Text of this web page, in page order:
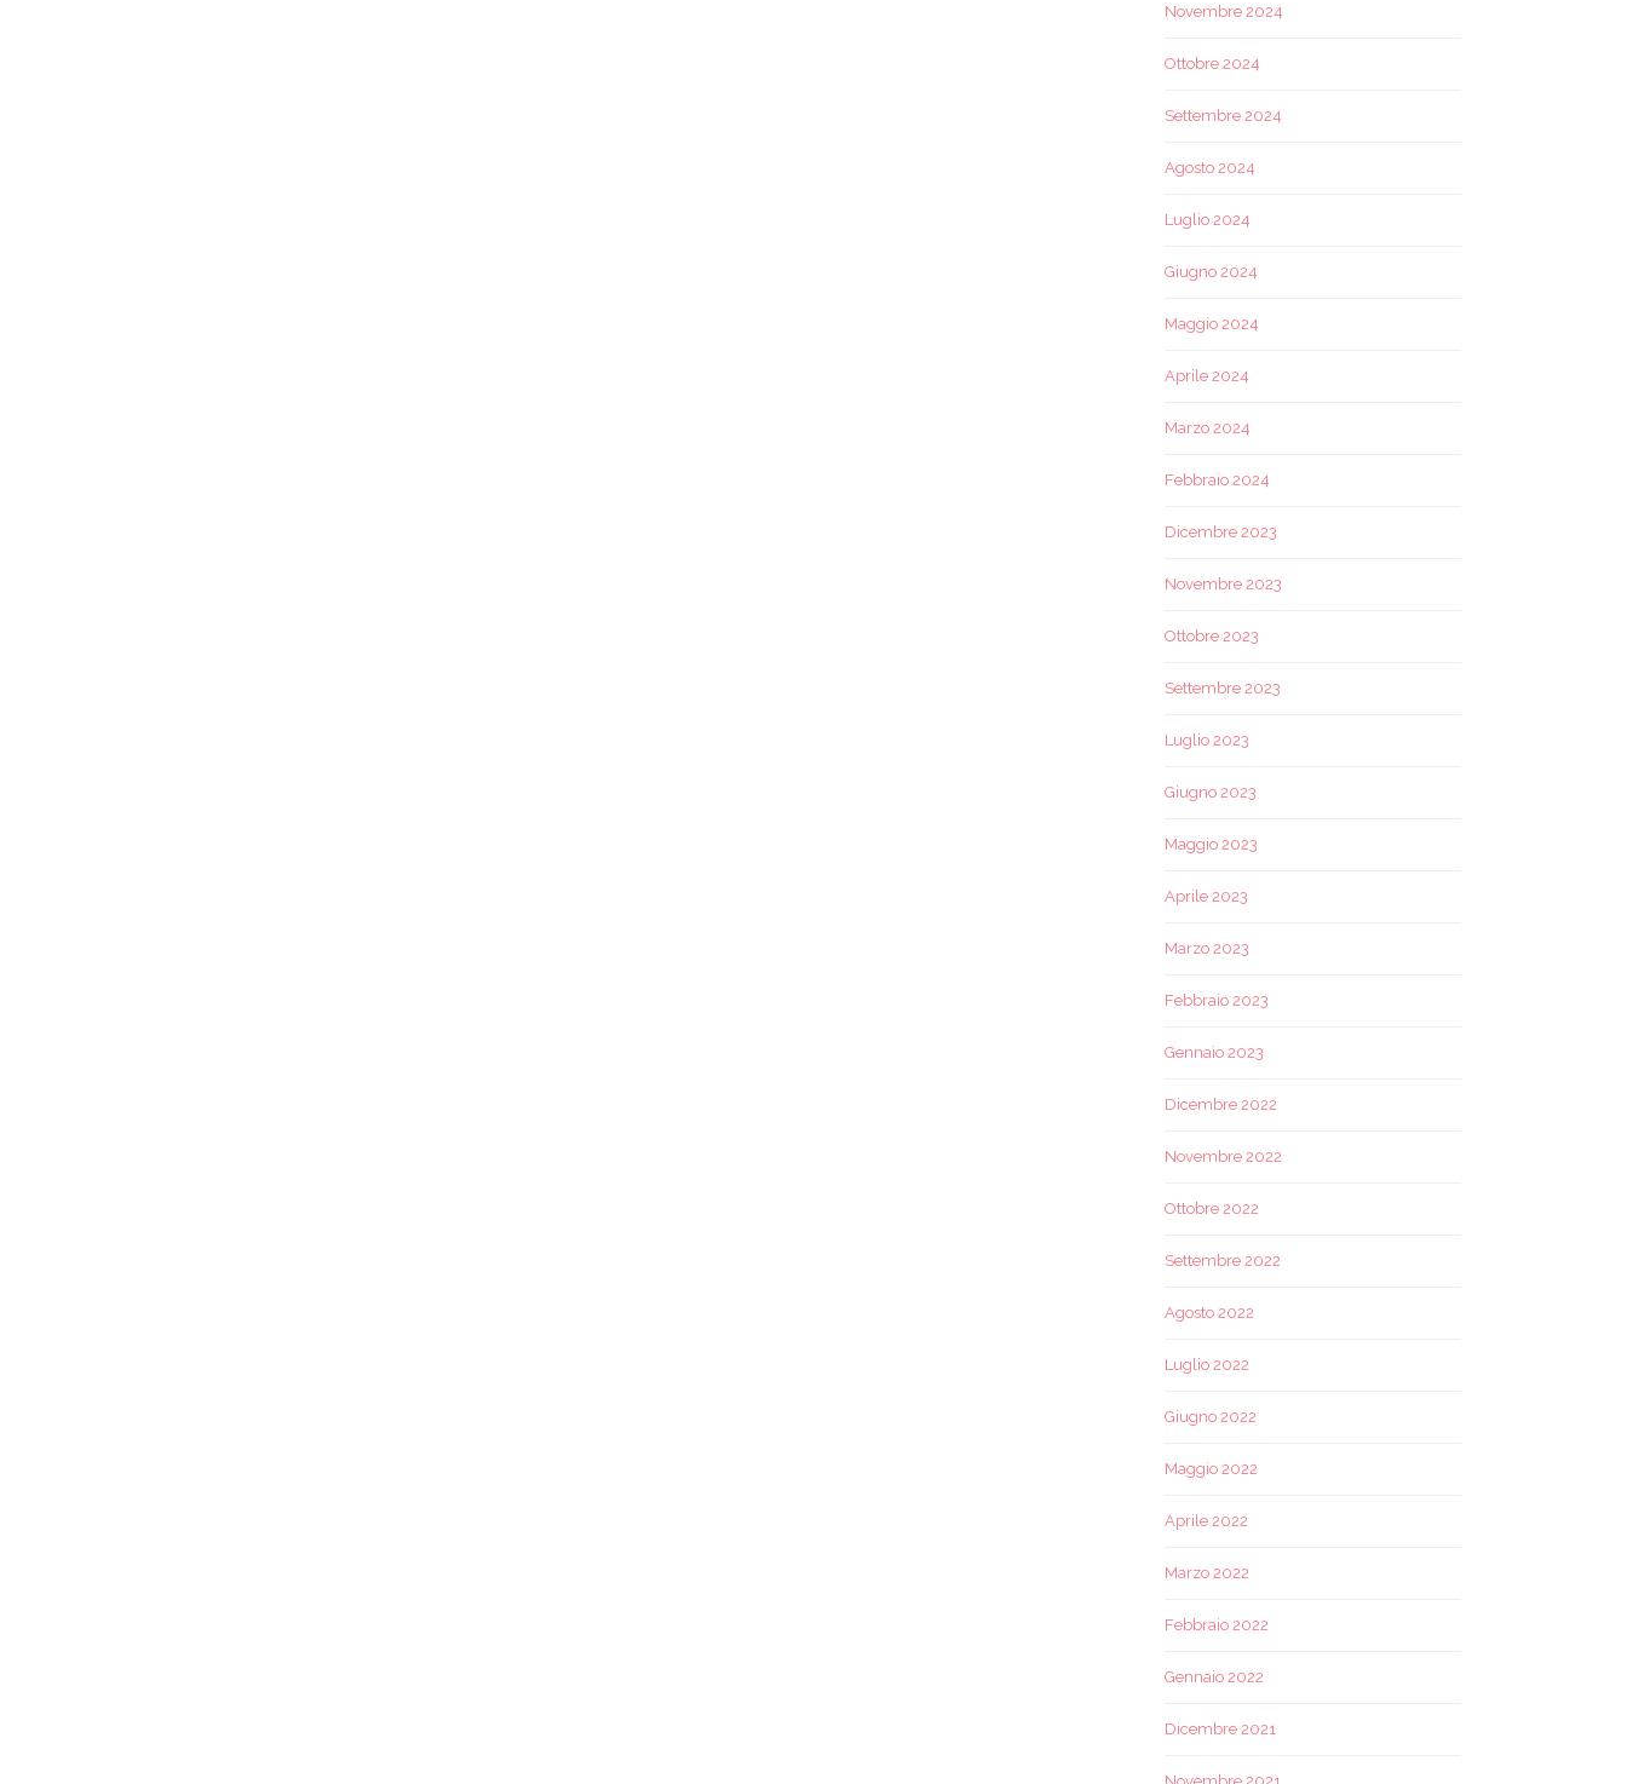
Novembre 2024
Ottobre 2024
Settembre 2024
Agosto 2024
Luglio 2024
Giugno 2024
Maggio 2024
Aprile 2024
Marzo 2024
Febbraio 2024
Dicembre 2023
Novembre 2023
Ottobre 2023
Settembre 2023
Luglio 2023
Giugno 2023
Maggio 2023
Aprile 2023
Marzo 2023
Febbraio 2023
Gennaio 2023
Dicembre 2022
Novembre 2022
Ottobre 2022
Settembre 2022
Agosto 2022
Luglio 2022
Giugno 2022
Maggio 2022
Aprile 2022
Marzo 2022
Febbraio 2022
Gennaio 2022
Dicembre 2021
Novembre 2021